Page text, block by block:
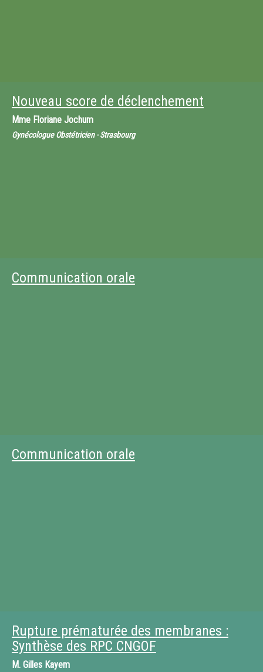
Nouveau score de déclenchement
Mme Floriane Jochum
Gynécologue Obstétricien - Strasbourg
Communication orale
Communication orale
Rupture prématurée des membranes :
Synthèse des RPC CNGOF
M. Gilles Kayem